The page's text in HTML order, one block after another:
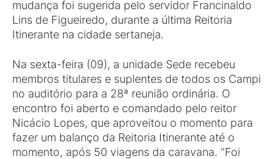
mudança foi sugerida pelo servidor Francinaldo
Lins de Figueiredo, durante a última Reitoria
Itinerante na cidade sertaneja.
Na sexta-feira (09), a unidade Sede recebeu
membros titulares e suplentes de todos os Campi
no auditório para a 28ª reunião ordinária. O
encontro foi aberto e comandado pelo reitor
Nicácio Lopes, que aproveitou o momento para
fazer um balanço da Reitoria Itinerante até o
momento, após 50 viagens da caravana. "Foi